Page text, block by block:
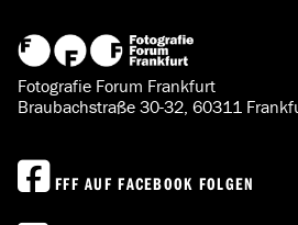
Fotografie Forum Frankfurt
Braubachstraße 30-32, 60311
FFF AUF FACEBOOK FOLGEN